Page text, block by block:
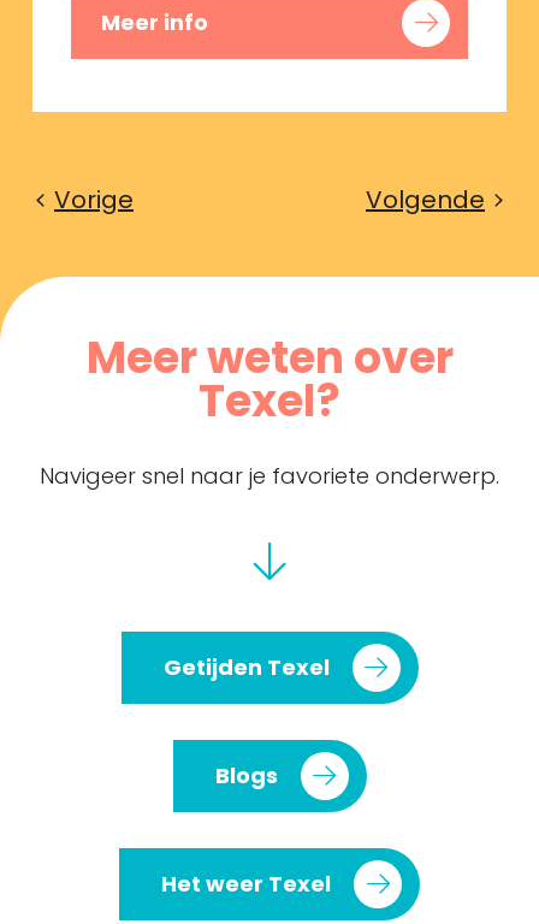
Meer info
Vorige Volgende
Meer weten over
Texel?
Navigeer snel naar je favoriete onderwerp.
Getijden Texel
Blogs
Het weer Texel